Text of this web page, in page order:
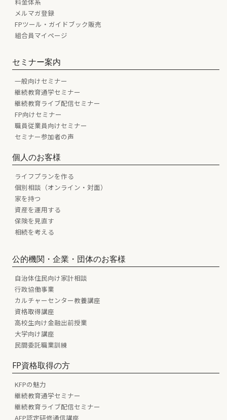
メルマガ登録
FPツール・ガイドブック販売
組合員マイページ
セミナー案内
一般向けセミナー
継続教育通学セミナー
継続教育ライブ配信セミナー
FP向けセミナー
職員従業員向けセミナー
セミナー参加者の声
個人のお客様
ライフプランを作る
個別相談（オンライン・対面）
家を持つ
資産を運用する
保険を見直す
相続を考える
公的機関・企業・団体のお客様
自治体住民向け家計相談
行政協働事業
カルチャーセンター教養講座
資格取得講座
高校生向け金融出前授業
大学向け講座
民間委託職業訓練
FP資格取得の方
KFPの魅力
継続教育通学セミナー
継続教育ライブ配信セミナー
AFP認定研修通信講座